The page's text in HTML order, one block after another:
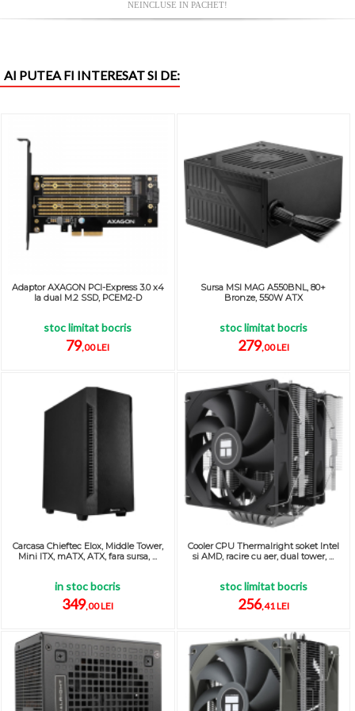
NEINCLUSE IN PACHET!
AI PUTEA FI INTERESAT SI DE:
Adaptor AXAGON PCI-Express 3.0 x4
la dual M.2 SSD, PCEM2-D
stoc limitat bocris
79,00 LEI
Sursa MSI MAG A550BNL, 80+
Bronze, 550W ATX
stoc limitat bocris
279,00 LEI
Carcasa Chieftec Elox, Middle Tower,
Mini ITX, mATX, ATX, fara sursa, ...
in stoc bocris
349,00 LEI
Cooler CPU Thermalright soket Intel
si AMD, racire cu aer, dual tower, ...
stoc limitat bocris
256,41 LEI